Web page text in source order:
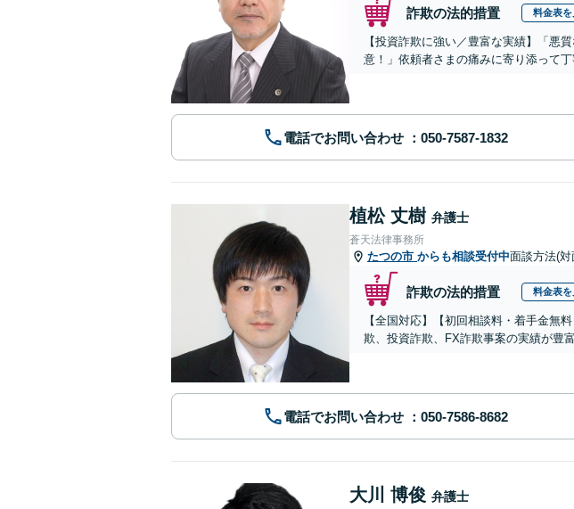
詐欺の法的措置 料金表を
【投資詐欺に強い／豊富な実績】「悪
意！」依頼者さまの痛みに寄り添って
電話でお問い合わせ
植松 丈樹 弁護士
蒼天法律事務所
たつの市 からも相談受付中面談方法(
詐欺の法的措置 料金表を
【全国対応】【初回相談料・着手金無
欺、投資詐欺、FX詐欺事案の実績が豊
電話でお問い合わせ
大川 博俊 弁護士